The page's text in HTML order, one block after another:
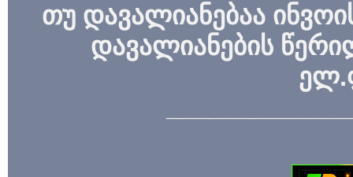
თუ დავალიანებაა
დავალიანების